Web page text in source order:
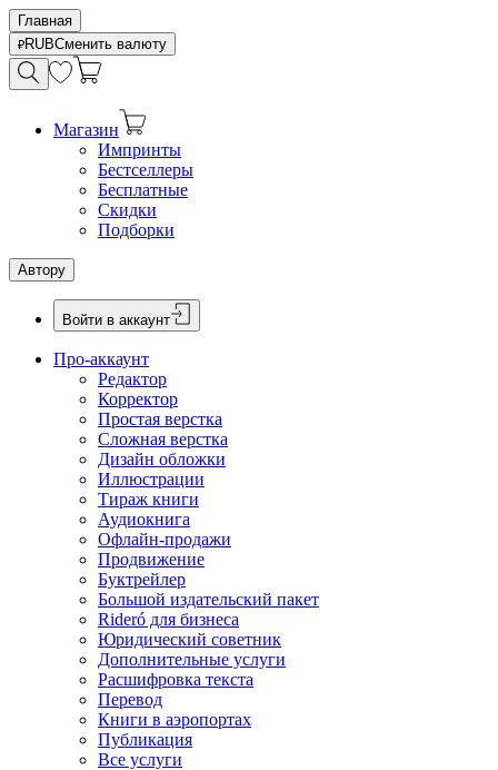
Главная
RUBСменить валюту
Магазин
Импринты
Бестселлеры
Бесплатные
Скидки
Подборки
Автору
Войти в аккаунт
Про-аккаунт
Редактор
Корректор
Простая верстка
Сложная верстка
Дизайн обложки
Иллюстрации
Тираж книги
Аудиокнига
Офлайн-продажи
Продвижение
Буктрейлер
Большой издательский пакет
Rideró для бизнеса
Юридический советник
Дополнительные услуги
Расшифровка текста
Перевод
Книги в аэропортах
Публикация
Все услуги